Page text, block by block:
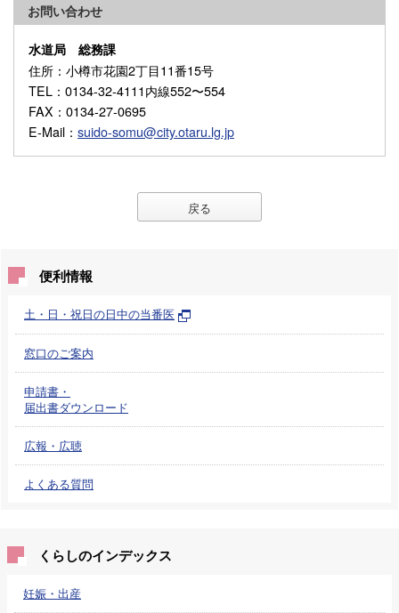
お問い合わせ
水道局 総務課
住所 ：小樽市花園2丁目11番15号
TEL ：0134-32-4111内線552〜554
FAX ：0134-27-0695
E-Mail ： suido-somu@city.otaru.lg.jp
戻る
便利情報
土・日・祝日の日中の当番医
窓口のご案内
申請書・
届出書ダウンロード
広報・広聴
よくある質問
くらしのインデックス
妊娠・出産